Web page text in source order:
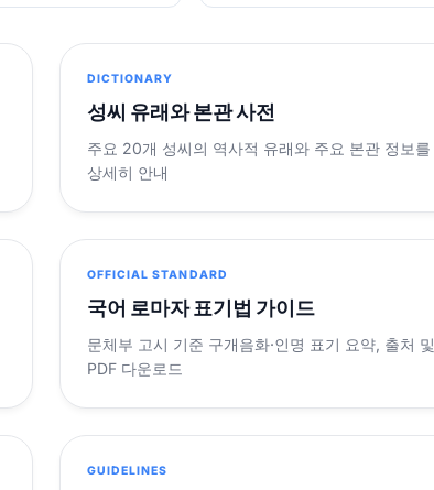
DICTIONARY
성씨 유래와 본관 사전
주요 20개 성씨의 역사적 유래와 주요 본관 정보를
상세히 안내
OFFICIAL STANDARD
국어 로마자 표기법 가이드
문체부 고시 기준 구개음화·인명 표기 요약, 출처 및
PDF 다운로드
GUIDELINES